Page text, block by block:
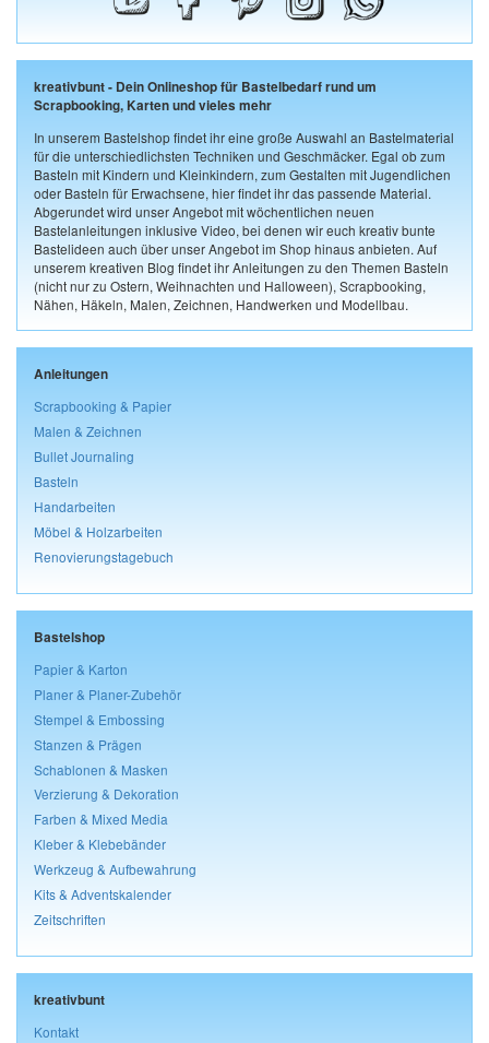
kreativbunt - Dein Onlineshop für Bastelbedarf rund um
Scrapbooking, Karten und vieles mehr
In unserem Bastelshop findet ihr eine große Auswahl an Bastelmaterial
für die unterschiedlichsten Techniken und Geschmäcker. Egal ob zum
Basteln mit Kindern und Kleinkindern, zum Gestalten mit Jugendlichen
oder Basteln für Erwachsene, hier findet ihr das passende Material.
Abgerundet wird unser Angebot mit wöchentlichen neuen
Bastelanleitungen inklusive Video, bei denen wir euch kreativ bunte
Bastelideen auch über unser Angebot im Shop hinaus anbieten. Auf
unserem kreativen Blog findet ihr Anleitungen zu den Themen Basteln
(nicht nur zu Ostern, Weihnachten und Halloween), Scrapbooking,
Nähen, Häkeln, Malen, Zeichnen, Handwerken und Modellbau.
Anleitungen
Scrapbooking & Papier
Malen & Zeichnen
Bullet Journaling
Basteln
Handarbeiten
Möbel & Holzarbeiten
Renovierungstagebuch
Bastelshop
Papier & Karton
Planer & Planer-Zubehör
Stempel & Embossing
Stanzen & Prägen
Schablonen & Masken
Verzierung & Dekoration
Farben & Mixed Media
Kleber & Klebebänder
Werkzeug & Aufbewahrung
Kits & Adventskalender
Zeitschriften
kreativbunt
Kontakt